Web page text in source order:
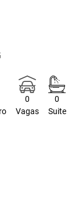
0
Vagas
0
Suite